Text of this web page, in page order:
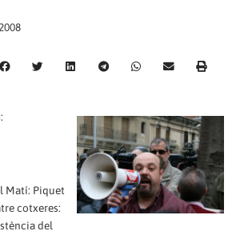
Matí: Piquet
cotxeres:
del